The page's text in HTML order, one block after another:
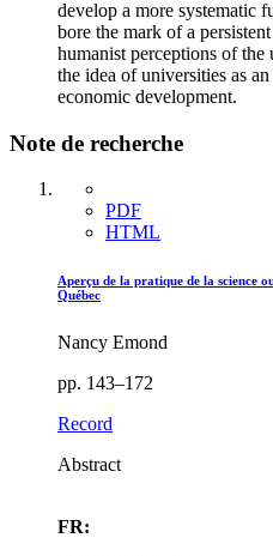
develop a more systematic
bore the mark of a
humanist perceptions of
the idea of universities as
economic development.
Note de recherche
PDF
HTML
Aperçu de la pratique de la science
Québec
Nancy Emond
pp. 143–172
Record
Abstract
FR: